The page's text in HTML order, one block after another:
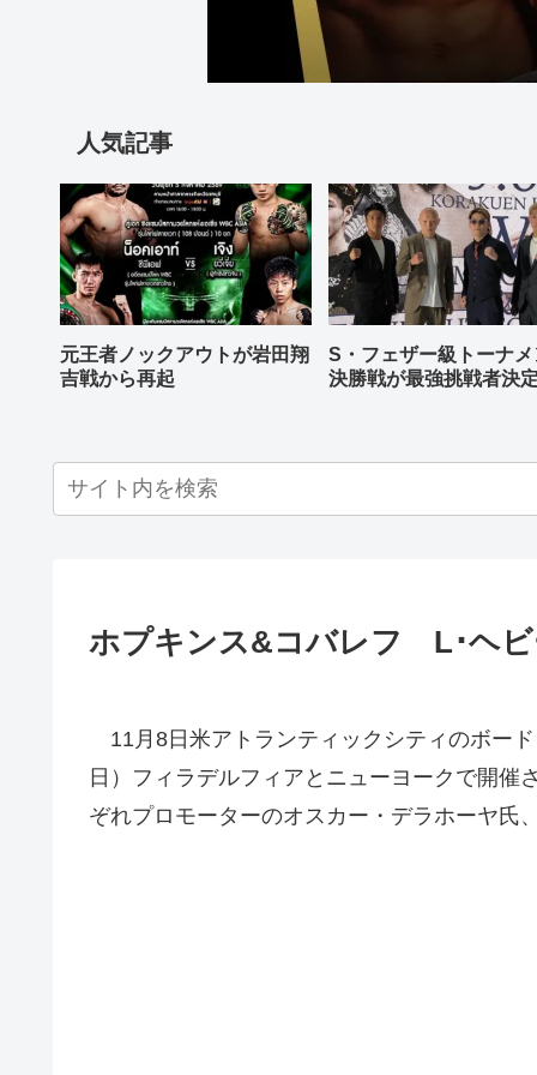
人気記事
元王者ノックアウトが岩田翔
吉戦から再起
S・フェザー級トーナ
決勝戦が最強挑戦者決
ホプキンス&コバレフ L･ヘビ
11月8日米アトランティックシティのボー
日）フィラデルフィアとニューヨークで開催
ぞれプロモーターのオスカー・デラホーヤ氏